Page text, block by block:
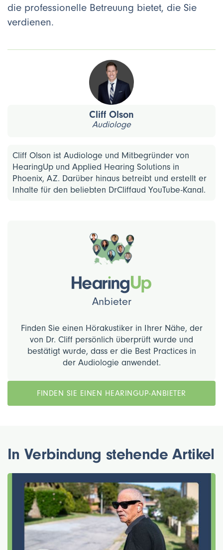
die professionelle Betreuung bietet, die Sie
verdienen.
Cliff Olson
Audiologe
Cliff Olson ist Audiologe und Mitbegründer von
HearingUp und Applied Hearing Solutions in
Phoenix, AZ. Darüber hinaus betreibt und erstellt er
Inhalte für den beliebten DrCliffaud YouTube-Kanal.
Anbieter
Finden Sie einen Hörakustiker in Ihrer Nähe, der
von Dr. Cliff persönlich überprüft wurde und
bestätigt wurde, dass er die Best Practices in
der Audiologie anwendet.
FINDEN SIE EINEN HEARINGUP-ANBIETER
In Verbindung stehende Artikel